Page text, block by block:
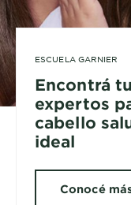
ESCUELA GARNIER
Encontrá
expertos
cabello
ideal
Conocé